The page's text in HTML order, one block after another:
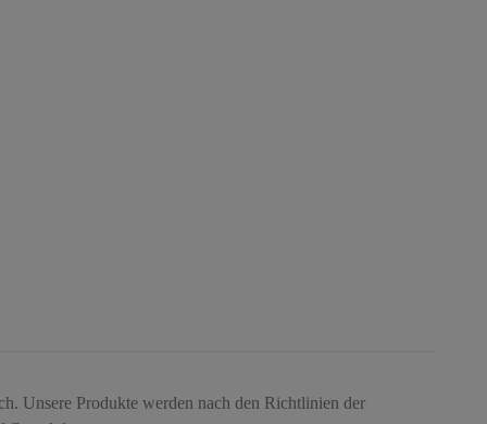
Unsere Produkte werden nach den Richtlinien der